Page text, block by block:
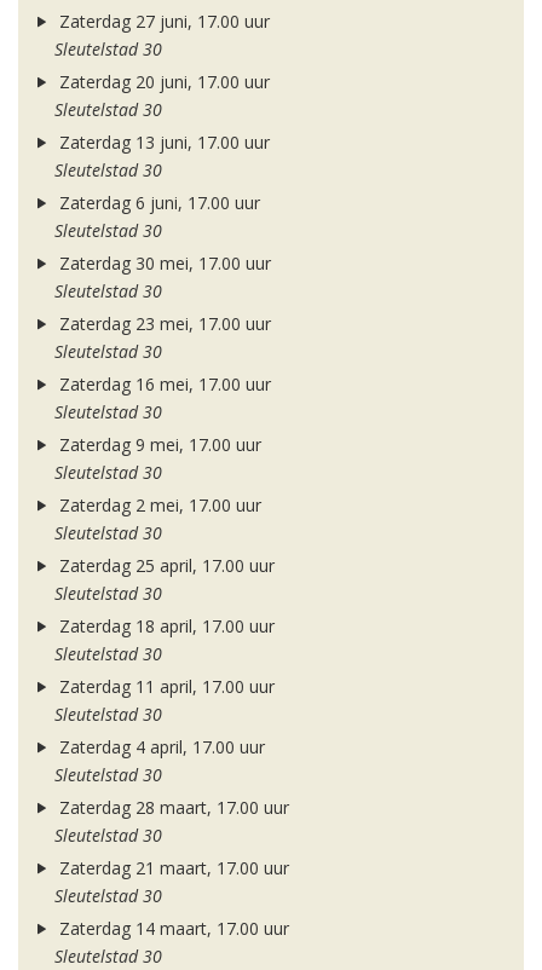
Zaterdag 27 juni, 17.00 uur
Sleutelstad 30
Zaterdag 20 juni, 17.00 uur
Sleutelstad 30
Zaterdag 13 juni, 17.00 uur
Sleutelstad 30
Zaterdag 6 juni, 17.00 uur
Sleutelstad 30
Zaterdag 30 mei, 17.00 uur
Sleutelstad 30
Zaterdag 23 mei, 17.00 uur
Sleutelstad 30
Zaterdag 16 mei, 17.00 uur
Sleutelstad 30
Zaterdag 9 mei, 17.00 uur
Sleutelstad 30
Zaterdag 2 mei, 17.00 uur
Sleutelstad 30
Zaterdag 25 april, 17.00 uur
Sleutelstad 30
Zaterdag 18 april, 17.00 uur
Sleutelstad 30
Zaterdag 11 april, 17.00 uur
Sleutelstad 30
Zaterdag 4 april, 17.00 uur
Sleutelstad 30
Zaterdag 28 maart, 17.00 uur
Sleutelstad 30
Zaterdag 21 maart, 17.00 uur
Sleutelstad 30
Zaterdag 14 maart, 17.00 uur
Sleutelstad 30